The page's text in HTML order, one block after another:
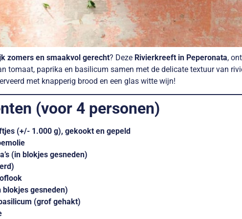
zomers en smaakvol gerecht? Deze Rivierkreeft in Peperonata,
tomaat, paprika en basilicum samen met de delicate textuur van
met knapperig brood en een glas witte wijn!
(voor 4 personen)
(+/- 1.000 g), gekookt en gepeld
(in blokjes gesneden)
blokjes gesneden)
(grof gehakt)